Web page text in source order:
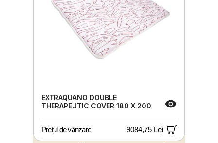
EXTRAQUANO DOUBLE
THERAPEUTIC COVER 180 X 200
Prețul de vânzare 9084,75 Lei